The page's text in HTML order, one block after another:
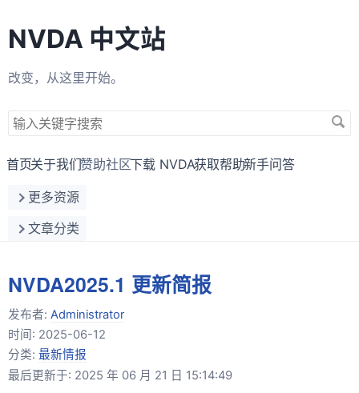
NVDA 中文站
改变，从这里开始。
搜
关
字
首页关于我们赞助社区下载 NVDA获取帮助新手问答
更多资源
文章分类
NVDA2025.1 更新简报
发布者: Administrator
时间: 2025-06-12
分类: 最新情报
最后更新于: 2025 年 06 月 21 日 15:14:49